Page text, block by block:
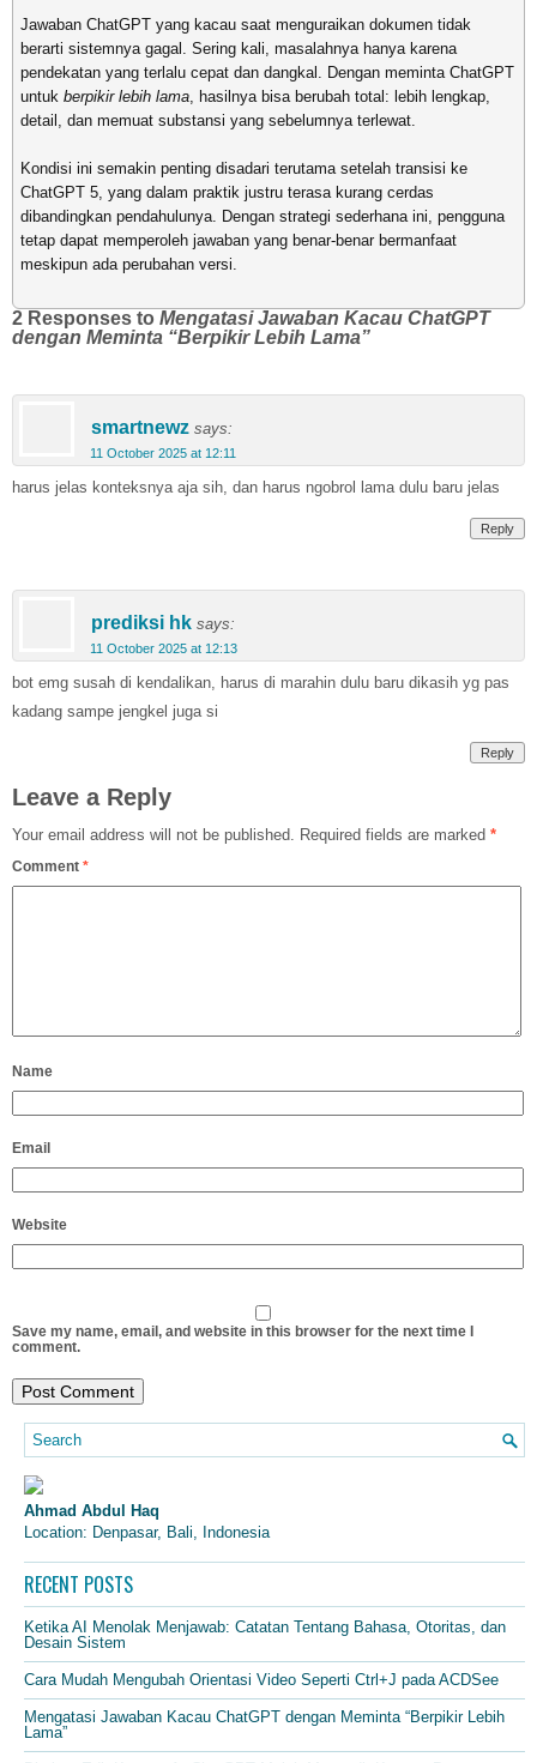
Jawaban ChatGPT yang kacau saat menguraikan dokumen tidak
berarti sistemnya gagal. Sering kali, masalahnya hanya karena
pendekatan yang terlalu cepat dan dangkal. Dengan meminta ChatGPT
untuk berpikir lebih lama, hasilnya bisa berubah total: lebih lengkap,
detail, dan memuat substansi yang sebelumnya terlewat.
Kondisi ini semakin penting disadari terutama setelah transisi ke
ChatGPT 5, yang dalam praktik justru terasa kurang cerdas
dibandingkan pendahulunya. Dengan strategi sederhana ini, pengguna
tetap dapat memperoleh jawaban yang benar-benar bermanfaat
meskipun ada perubahan versi.
2 Responses to Mengatasi Jawaban Kacau ChatGPT
dengan Meminta “Berpikir Lebih Lama”
smartnewz says:
11 October 2025 at 12:11
harus jelas konteksnya aja sih, dan harus ngobrol lama dulu baru jelas
Reply
prediksi hk says:
11 October 2025 at 12:13
bot emg susah di kendalikan, harus di marahin dulu baru dikasih yg pas
kadang sampe jengkel juga si
Reply
Leave a Reply
Your email address will not be published. Required fields are marked *
Comment *
Name
Email
Website
Save my name, email, and website in this browser for the next time I
comment.
Ahmad Abdul Haq
Location: Denpasar, Bali, Indonesia
RECENT POSTS
Ketika AI Menolak Menjawab: Catatan Tentang Bahasa, Otoritas, dan
Desain Sistem
Cara Mudah Mengubah Orientasi Video Seperti Ctrl+J pada ACDSee
Mengatasi Jawaban Kacau ChatGPT dengan Meminta “Berpikir Lebih
Lama”